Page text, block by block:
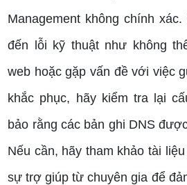
Management không chính
đến lỗi kỹ thuật như không
web hoặc gặp vấn đề với việc
khắc phục, hãy kiểm tra lại
bảo rằng các bản ghi DNS
Nếu cần, hãy tham khảo tài
sự trợ giúp từ chuyên gia để